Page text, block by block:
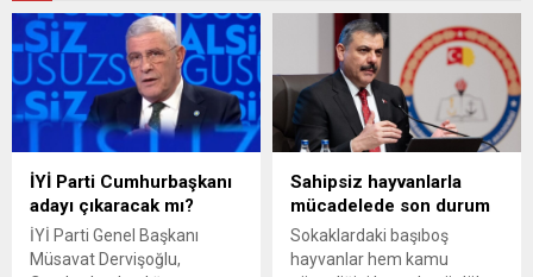
İYİ Parti Cumhurbaşkanı
adayı çıkaracak mı?
İYİ Parti Genel Başkanı
Müsavat Dervişoğlu,
Sahipsiz hayvanlarla
mücadelede son durum
Sokaklardaki başıboş
hayvanlar hem kamu